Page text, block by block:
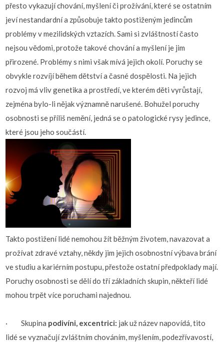
přesto vykazují chování, myšlení či prožívání, které se ostatním
jeví nestandardní a způsobuje takto postiženým jedincům
problémy v mezilidských vztazích. Sami si zvláštností často
nejsou vědomi, protože takové chování a myšlení je jim
přirozené. Problémy s nimi však mívá jejich okolí. Poruchy se
obvykle rozvíjí během dětství a časné dospělosti. Na jejich
rozvoj má vliv genetika a prostředí, ve kterém děti vyrůstají,
zejména bylo-li nějak významně narušené. Bohužel poruchy
osobnosti se příliš nemění, jedná se o patologické rysy jedince,
které jsou jeho součástí.
Takto postižení lidé nemohou žít běžným životem, navazovat a
prožívat zdravé vztahy, někdy jim jejich osobnostní výbava brání
ve studiu a kariérním postupu, přestože ostatní předpoklady mají.
Poruchy osobnosti se dělí do tří základních skupin, někteří lidé
mohou trpět více poruchami najednou.
· Skupina podivíni, excentrici: jak už název napovídá, tito
lidé se vyznačují zvláštním chováním, myšlením, podezřívavostí,